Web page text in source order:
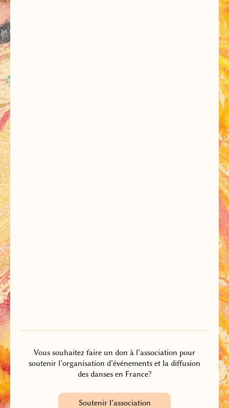
Vous souhaitez faire un don à l’association pour
soutenir l’organisation d’événements et la diffusion
des danses en France?
Soutenir l’association